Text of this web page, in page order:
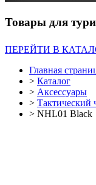
Товары для
ПЕРЕЙТИ В
Главная
> Каталог
> Аксессуары
> Тактический
> NHL01 Black